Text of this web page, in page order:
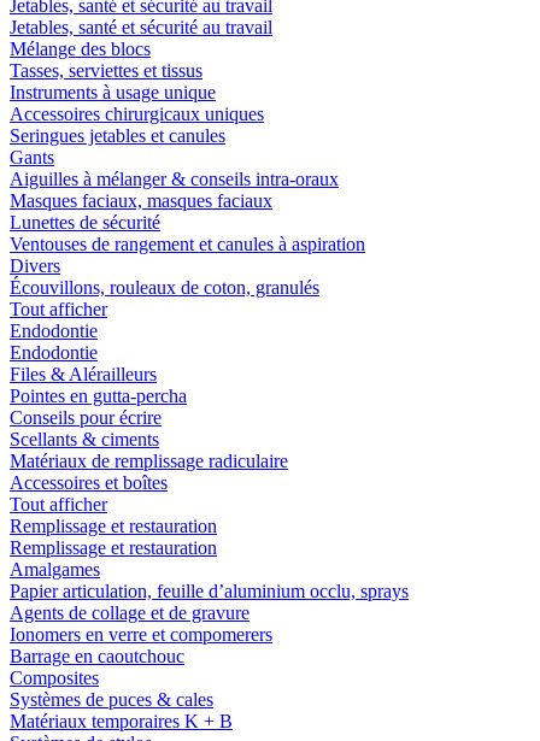
Jetables, santé et sécurité au travail
Jetables, santé et sécurité au travail
Mélange des blocs
Tasses, serviettes et tissus
Instruments à usage unique
Accessoires chirurgicaux uniques
Seringues jetables et canules
Gants
Aiguilles à mélanger & conseils intra-oraux
Masques faciaux, masques faciaux
Lunettes de sécurité
Ventouses de rangement et canules à aspiration
Divers
Écouvillons, rouleaux de coton, granulés
Tout afficher
Endodontie
Endodontie
Files & Alérailleurs
Pointes en gutta-percha
Conseils pour écrire
Scellants & ciments
Matériaux de remplissage radiculaire
Accessoires et boîtes
Tout afficher
Remplissage et restauration
Remplissage et restauration
Amalgames
Papier articulation, feuille d’aluminium occlu, sprays
Agents de collage et de gravure
Ionomers en verre et compomerers
Barrage en caoutchouc
Composites
Systèmes de puces & cales
Matériaux temporaires K + B